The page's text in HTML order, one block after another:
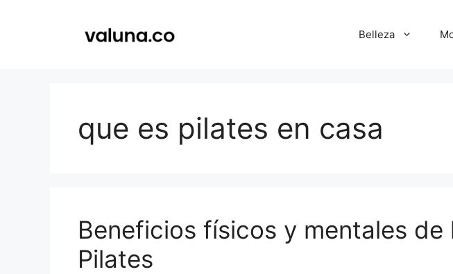
Belleza
que es pilates en casa
Beneficios físicos y mentales de
Pilates